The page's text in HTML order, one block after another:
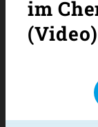
im
(Video)